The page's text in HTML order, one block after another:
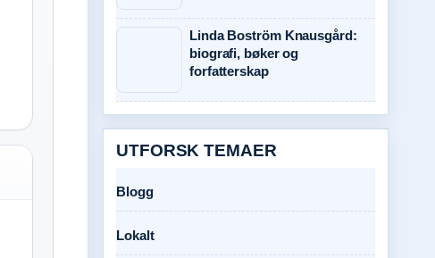
Linda Boström Knausgård:
biografi, bøker og
forfatterskap
UTFORSK TEMAER
Blogg
Lokalt